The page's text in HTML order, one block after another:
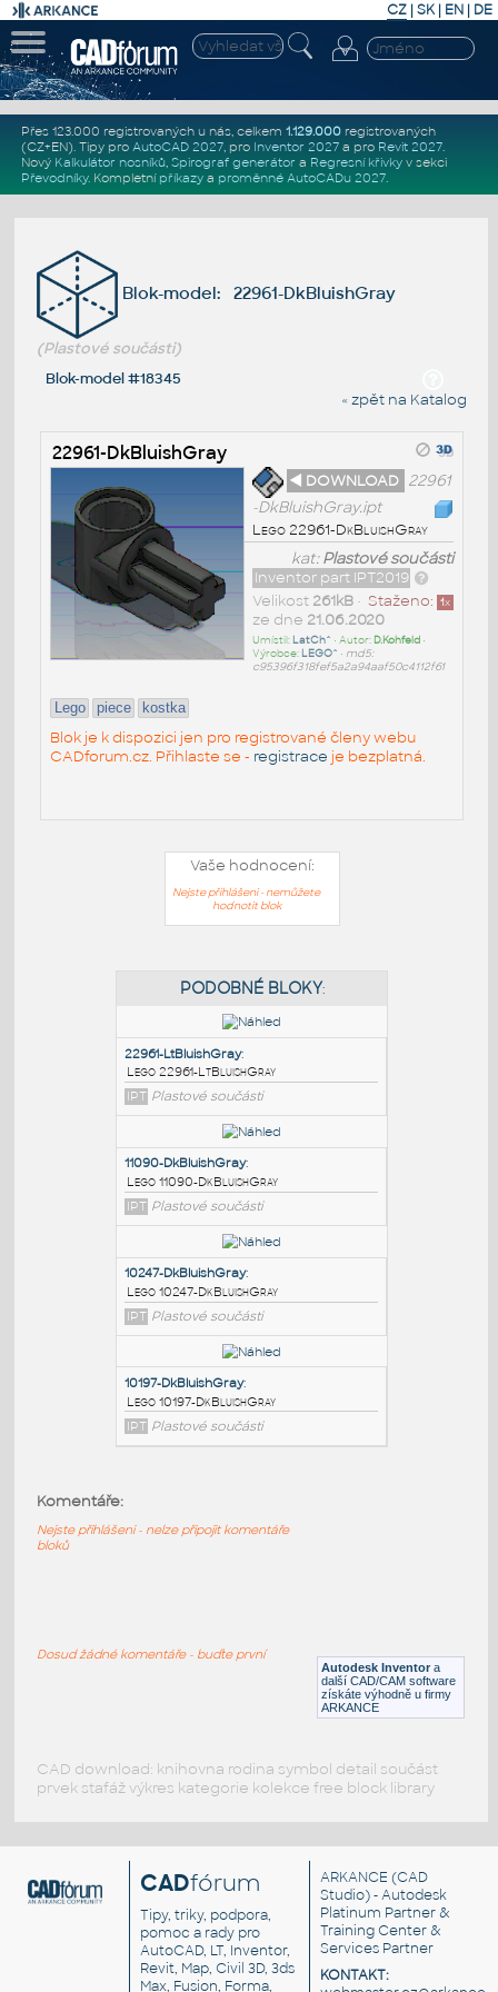
CZ | SK| EN | DE
Přes 123.000 registrovaných u nás, celkem 1.129.000registrovaných
(CZ+EN). Tipy pro AutoCAD 2027, pro Inventor 2027a pro Revit 2027.
Nový Kalkulátor nosníků, Spirograf generátor a Regresní křivkyv sekci
Převodníky. Kompletní příkazya proměnné AutoCADu 2027.
Blok-model: 22961-DkBluishGray
(Plastové součásti)
Blok-model #18345
« zpět na Katalog
22961-DkBluishGray
◄ DOWNLOAD 22961
-DkBluishGray.ipt
Lego 22961-DkBluishGray
kat:Plastové součásti
Inventor part IPT2019
Staženo: 1x
Velikost 261kB•
ze dne 21.06.2020
Umístil: LatCh^ • Autor: D.Kohfeld•
Výrobce: LEGO^ • md5:
c95396f318fef5a2a94aaf50c4112f61
Lego piece kostka
Blok je k dispozici jen pro registrované členy webu
CADforum.cz. Přihlaste se - registrace je bezplatná.
Vaše hodnocení:
Nejste přihlášeni - nemůžete
hodnotit blok
PODOBNÉ BLOKY
22961-LtBluishGray
Lego 22961-LtBluishGray
IPT Plastové součásti
11090-DkBluishGray:
Lego 11090-DkBluishGray
IPT
Plastové součásti
Lego 10197-DkBluishGray
Autodesk Inventor a
další CAD/CAM software
získáte výhodně u firmy
ARKANCE
Komentáře:
Nejste přihlášeni - nelze připojit komentáře
bloků
Dosud žádné komentáře - buďte první
CAD download: knihovna rodina symbol detail součást
prvek stafáž výkres kategorie kolekce free block library
CADfórum
Tipy, triky, podpora,
pomoc a rady pro
AutoCAD, LT, Inventor,
Revit, Map, Civil 3D, 3ds
Max, Fusion, Forma,
ARKANCE (CAD
Studio) - Autodesk
Platinum Partner &
Training Center &
Services Partner
KONTAKT: